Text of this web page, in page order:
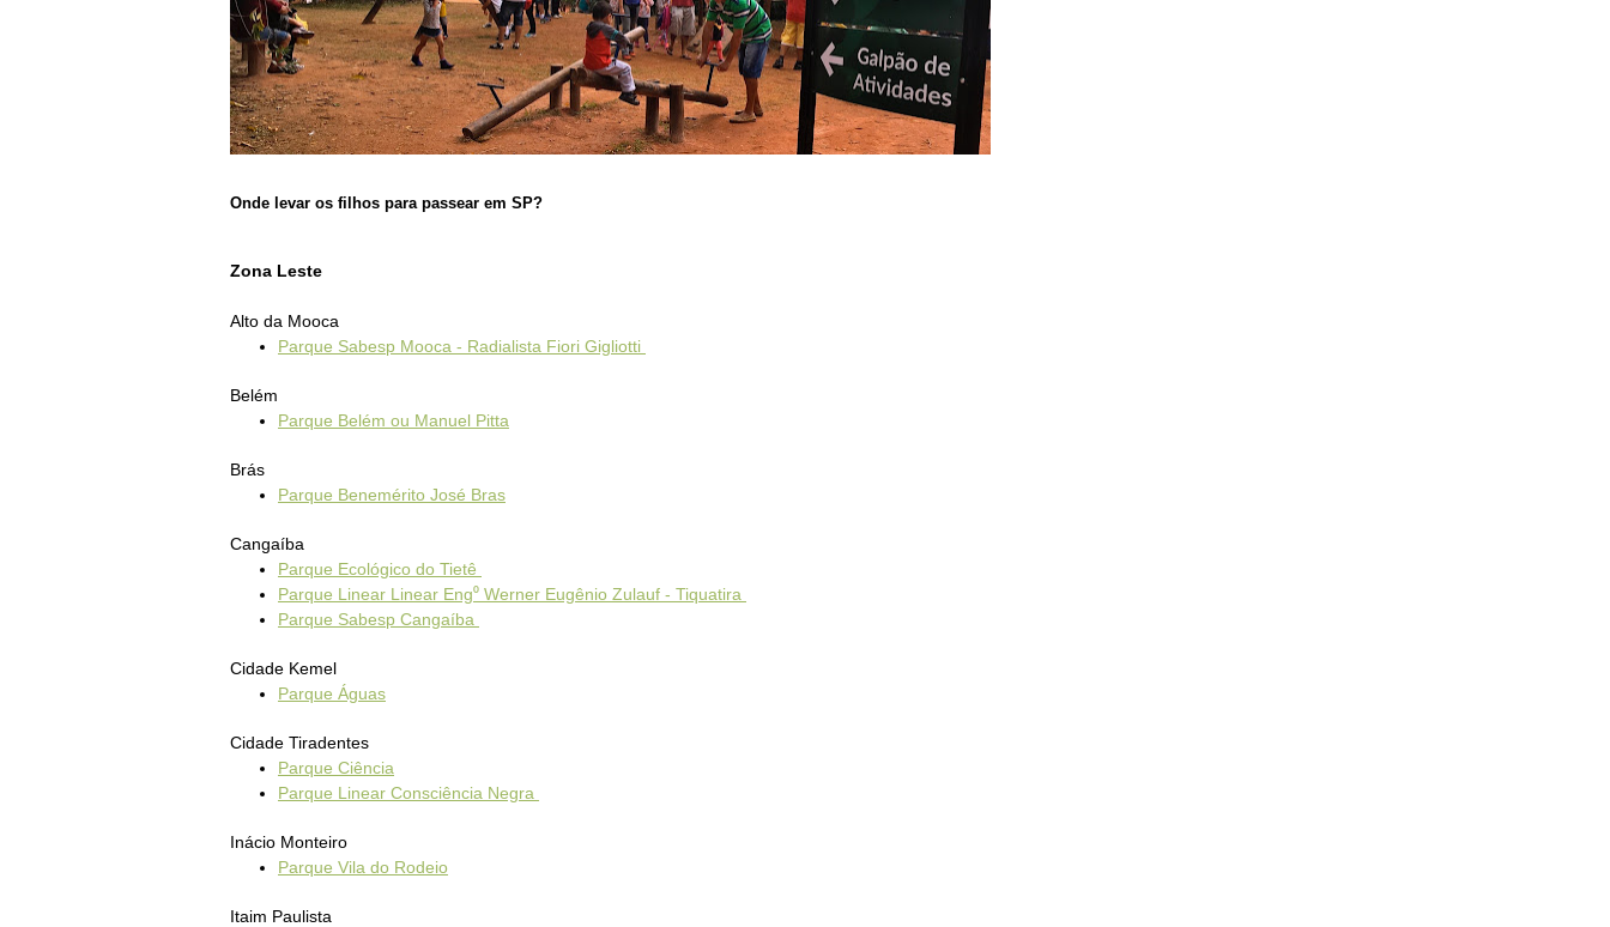
Onde levar os filhos para passear em SP?
Zona Leste
Alto da Mooca
Parque Sabesp Mooca - Radialista Fiori Gigliotti
Belém
Parque Belém ou Manuel Pitta
Brás
Parque Benemérito José Bras
Cangaíba
Parque Ecológico do Tietê
Parque Linear Linear Eng⁰ Werner Eugênio Zulauf - Tiquatira
Parque Sabesp Cangaíba
Cidade Kemel
Parque Águas
Cidade Tiradentes
Parque Ciência
Parque Linear Consciência Negra
Inácio Monteiro
Parque Vila do Rodeio
Itaim Paulista